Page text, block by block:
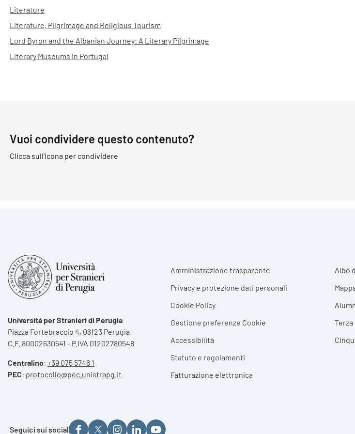
Literature
Literature, Pilgrimage and Religious Tourism
Lord Byron and the Albanian Journey: A Literary Pilgrimage
Literary Museums in Portugal
Vuoi condividere questo contenuto?
Clicca sull'icona per condividere
Università per Stranieri di Perugia
Piazza Fortebraccio 4, 06123 Perugia
C.F. 80002630541 - P.IVA 01202780548
Centralino: +39 075 5746 1
PEC: protocollo@pec.unistrapg.it
Footer menu
Amministrazione trasparente
Privacy e protezione dati personali
Cookie Policy
Gestione preferenze Cookie
Accessibilità
Statuto e regolamenti
Fatturazione elettronica
Albo
Seguici sui social